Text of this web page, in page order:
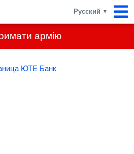
армію
Русский ▼
ЮТЕ Банк